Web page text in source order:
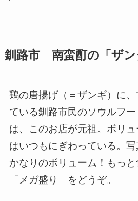
釧路市 南蛮酊の「ザン
鶏の唐揚げ（＝ザンギ）に
ている釧路市民のソウルフー
は、このお店が元祖。ボリ
はいつもにぎわっている。
かなりのボリューム！もっと
「メガ盛り」をどうぞ。